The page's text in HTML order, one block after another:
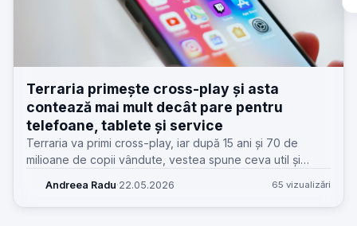
Terraria primește cross-play și asta
contează mai mult decât pare pentru
telefoane, tablete și service
Terraria va primi cross-play, iar după 15 ani și 70 de
milioane de copii vândute, vestea spune ceva util și
chiar ține pasul.
Andreea Radu·22.05.2026 65 vizualizări